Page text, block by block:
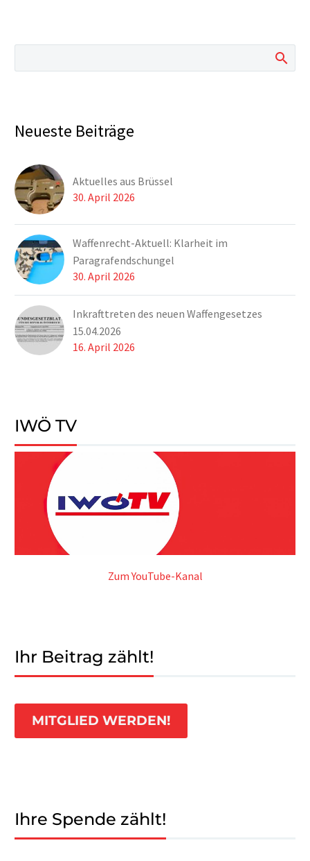
Neueste Beiträge
Aktuelles aus Brüssel
30. April 2026
Waffenrecht-Aktuell: Klarheit im
Paragrafendschungel
30. April 2026
Inkrafttreten des neuen Waffengesetzes
15.04.2026
16. April 2026
IWÖ TV
Zum YouTube-Kanal
Ihr Beitrag zählt!
MITGLIED WERDEN!
Ihre Spende zählt!